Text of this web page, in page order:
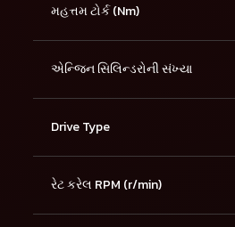
મહત્તમ ટોર્ક (Nm)
એન્જિન સિલિન્ડરોની સંખ્યા
Drive Type
રેટ કરેલ RPM (r/min)